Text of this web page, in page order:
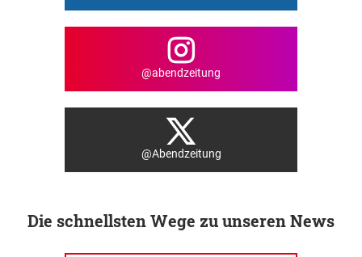
@abendzeitung
@Abendzeitung
Die schnellsten Wege zu unseren News